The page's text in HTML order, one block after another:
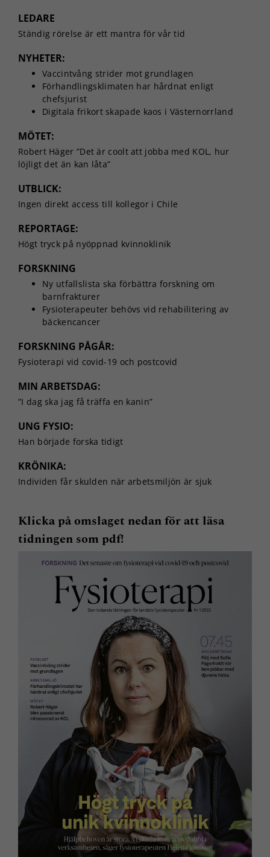
LEDARE
Ständig rörelse är ett mantra för vår tid
NYHETER:
Vaccintvång strider mot grundlagen
Förhandlingsklimaten har hårdnat enligt
chefsjurist
Digitala frikort skapade kaos i Västernorrland
MÖTET:
Robert Häger ”Det är coolt att jobba med KOL, hur
löjligt det än kan låta”
UTBLICK:
Ingen direkt access till kollegor i Chile
REPORTAGE:
Högt tryck på nyöppnad kvinnoklinik
FORSKNING
Ny utfallslista ska förbättra forskning om
barnfrakturer
Fysioterapeuter behövs vid rehabilitering av
bäckencancer
FORSKNING PÅGÅR:
Fysioterapi vid covid-19 och postcovid
MIN ARBETSDAG:
”I dag ska jag få träffa en kanin”
UNG FYSIO:
Han började forska tidigt
KRÖNIKA:
Individen får skulden när arbetsmiljön är sjuk
Klicka på omslaget nedan för att läsa
tidningen som pdf!